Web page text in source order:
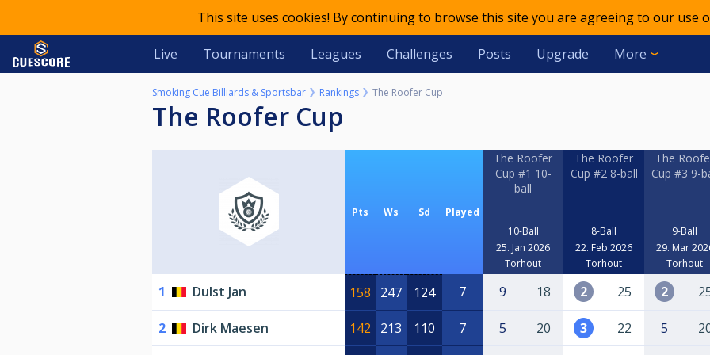
This site uses cookies! By continuing to browse this site you are agreeing to our use
Live Tournaments Leagues Challenges Posts Upgrade More
Smoking Cue Billiards & Sportsbar Rankings The Roofer Cup
The Roofer Cup
Pts Ws Sd Played
The Roofer
Cup #1 10-
ball
10-Ball
25. Jan 2026
Torhout
The Roofer
Cup #2 8-ball
8-Ball
22. Feb 2026
Torhout
The
Cup #3 9-
9-Ball
29. Mar
Torhout
1 Dulst Jan 158 247 124 7 9 18 2 25 2
2 Dirk Maesen 142 213 110 7 5 20 3 22 5